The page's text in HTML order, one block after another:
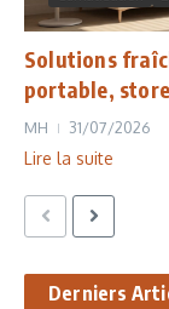
Solutions
portable,
MH 31/07/2026
Lire la suite
Derniers